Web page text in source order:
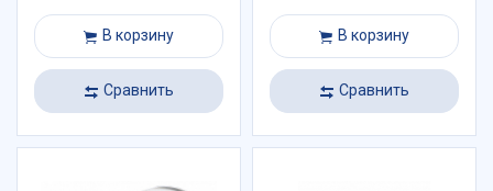
В корзину
Сравнить
В корзину
Сравнить